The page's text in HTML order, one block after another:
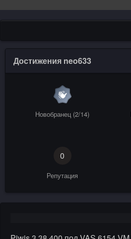
Достижения neo633
Новобранец (2/14)
0
Репутация